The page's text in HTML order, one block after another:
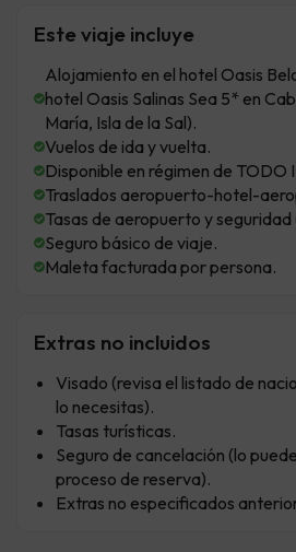
Este viaje incluye
Alojamiento en el hotel Oasis
hotel Oasis Salinas Sea 5* en
María, Isla de la Sal).
Vuelos de ida y vuelta.
Disponible en régimen de TODO
Traslados aeropuerto-hotel-
Tasas de aeropuerto y seguridad
Seguro básico de viaje.
Maleta facturada por persona.
Extras no incluidos
Visado (revisa el listado de
lo necesitas).
Tasas turísticas.
Seguro de cancelación (lo
proceso de reserva).
Extras no especificados